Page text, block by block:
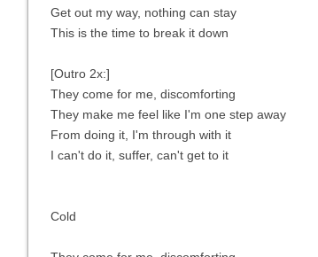
Get out my way, nothing can stay
This is the time to break it down
[Outro 2x:]
They come for me, discomforting
They make me feel like I'm one step away
From doing it, I'm through with it
I can't do it, suffer, can't get to it
Cold